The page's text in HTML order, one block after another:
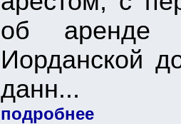
об аренде
Иорданской
данн...
подробнее